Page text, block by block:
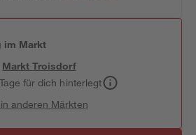
im Markt
MarktTroisdorf
für dich hinterlegt
anderen Märkten